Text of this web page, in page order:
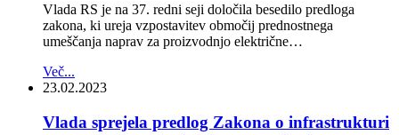
Vlada RS je na 37. redni seji določila besedilo predloga
zakona, ki ureja vzpostavitev območij prednostnega
umeščanja naprav za proizvodnjo električne…
Več...
23.02.2023
Vlada sprejela predlog Zakona o infrastrukturi